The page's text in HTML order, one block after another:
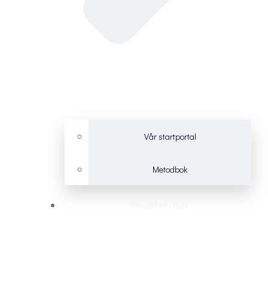
Vår startportal
Metodbok